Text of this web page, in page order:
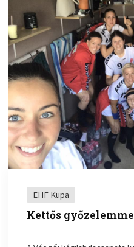
EHF Kupa
Kettős